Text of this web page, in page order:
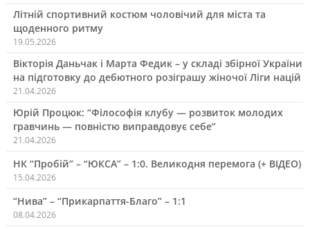
Літній спортивний костюм чоловічий для міста та
щоденного ритму
19.05.2026
Вікторія Даньчак і Марта Федик – у складі збірної України
на підготовку до дебютного розіграшу жіночої Ліги націй
21.04.2026
Юрій Процюк: “Філософія клубу — розвиток молодих
гравчинь — повністю виправдовує себе”
21.04.2026
НК “Пробій” – “ЮКСА” – 1:0. Великодня перемога (+ ВІДЕО)
15.04.2026
“Нива” – “Прикарпаття-Благо” – 1:1
08.04.2026